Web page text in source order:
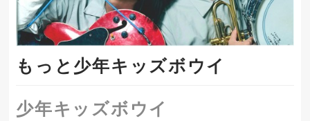
もっと少年キッズボウイ
少年キッズボウイ